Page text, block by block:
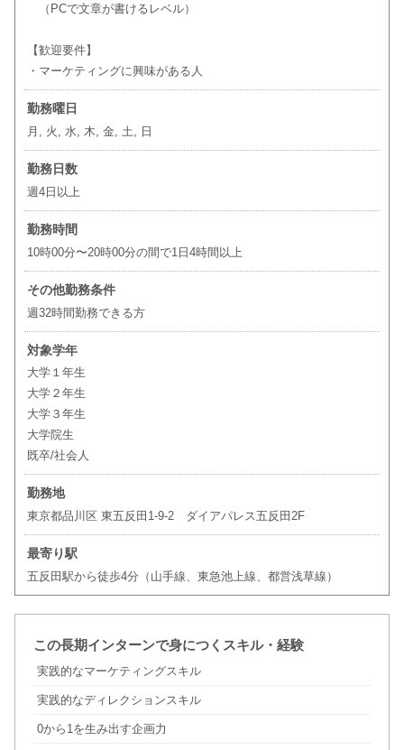
（PCで文章が書けるレベル）
【歓迎要件】
・マーケティングに興味がある人
勤務曜日
月, 火, 水, 木, 金, 土, 日
勤務日数
週4日以上
勤務時間
10時00分〜20時00分の間で1日4時間以上
その他勤務条件
週32時間勤務できる方
対象学年
大学１年生
大学２年生
大学３年生
大学院生
既卒/社会人
勤務地
東京都品川区 東五反田1-9-2 ダイアパレス五反田2F
最寄り駅
五反田駅から徒歩4分（山手線、東急池上線、都営浅草線）
この長期インターンで身につくスキル・経験
実践的なマーケティングスキル
実践的なディレクションスキル
0から1を生み出す企画力